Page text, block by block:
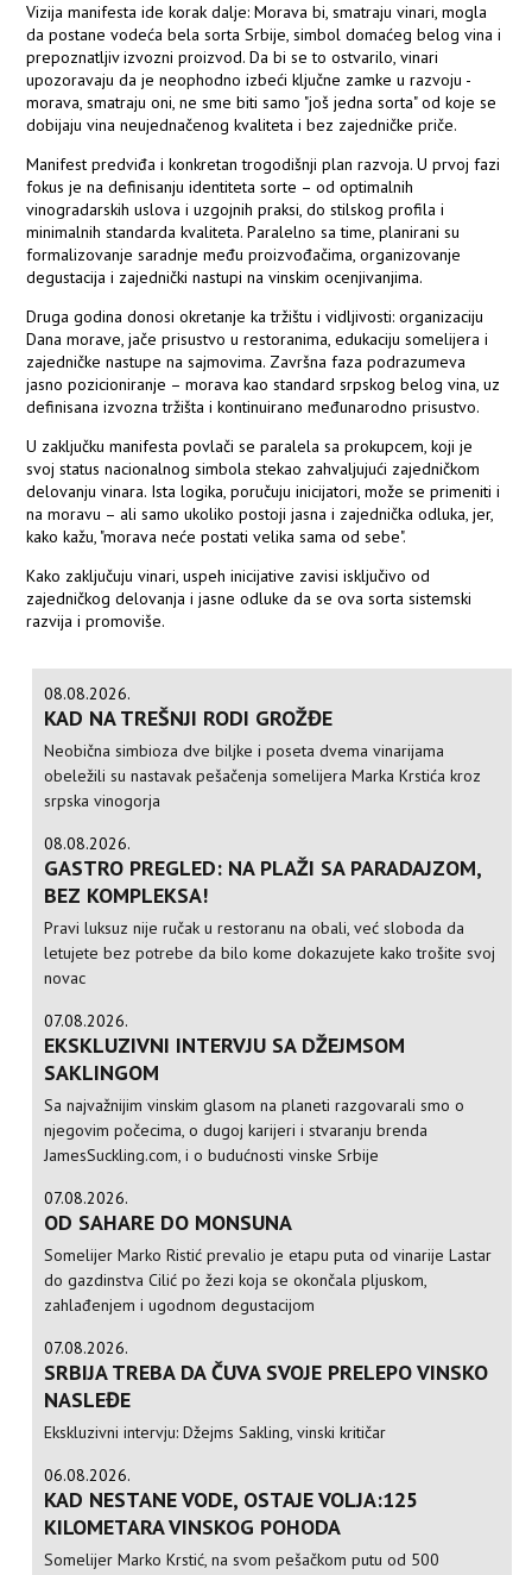
Vizija manifesta ide korak dalje: Morava bi, smatraju vinari, mogla
da postane vodeća bela sorta Srbije, simbol domaćeg belog vina i
prepoznatljiv izvozni proizvod. Da bi se to ostvarilo, vinari
upozoravaju da je neophodno izbeći ključne zamke u razvoju -
morava, smatraju oni, ne sme biti samo "još jedna sorta" od koje se
dobijaju vina neujednačenog kvaliteta i bez zajedničke priče.
Manifest predviđa i konkretan trogodišnji plan razvoja. U prvoj fazi
fokus je na definisanju identiteta sorte – od optimalnih
vinogradarskih uslova i uzgojnih praksi, do stilskog profila i
minimalnih standarda kvaliteta. Paralelno sa time, planirani su
formalizovanje saradnje među proizvođačima, organizovanje
degustacija i zajednički nastupi na vinskim ocenjivanjima.
Druga godina donosi okretanje ka tržištu i vidljivosti: organizaciju
Dana morave, jače prisustvo u restoranima, edukaciju somelijera i
zajedničke nastupe na sajmovima. Završna faza podrazumeva
jasno pozicioniranje – morava kao standard srpskog belog vina, uz
definisana izvozna tržišta i kontinuirano međunarodno prisustvo.
U zaključku manifesta povlači se paralela sa prokupcem, koji je
svoj status nacionalnog simbola stekao zahvaljujući zajedničkom
delovanju vinara. Ista logika, poručuju inicijatori, može se primeniti i
na moravu – ali samo ukoliko postoji jasna i zajednička odluka, jer,
kako kažu, "morava neće postati velika sama od sebe".
Kako zaključuju vinari, uspeh inicijative zavisi isključivo od
zajedničkog delovanja i jasne odluke da se ova sorta sistemski
razvija i promoviše.
08.08.2026.
KAD NA TREŠNJI RODI GROŽĐE
Neobična simbioza dve biljke i poseta dvema vinarijama
obeležili su nastavak pešačenja somelijera Marka Krstića kroz
srpska vinogorja
08.08.2026.
GASTRO PREGLED: NA PLAŽI SA PARADAJZOM,
BEZ KOMPLEKSA!
Pravi luksuz nije ručak u restoranu na obali, već sloboda da
letujete bez potrebe da bilo kome dokazujete kako trošite svoj
novac
07.08.2026.
EKSKLUZIVNI INTERVJU SA DŽEJMSOM
SAKLINGOM
Sa najvažnijim vinskim glasom na planeti razgovarali smo o
njegovim počecima, o dugoj karijeri i stvaranju brenda
JamesSuckling.com, i o budućnosti vinske Srbije
07.08.2026.
OD SAHARE DO MONSUNA
Somelijer Marko Ristić prevalio je etapu puta od vinarije Lastar
do gazdinstva Cilić po žezi koja se okončala pljuskom,
zahlađenjem i ugodnom degustacijom
07.08.2026.
SRBIJA TREBA DA ČUVA SVOJE PRELEPO VINSKO
NASLEĐE
Ekskluzivni intervju: Džejms Sakling, vinski kritičar
06.08.2026.
KAD NESTANE VODE, OSTAJE VOLJA:125
KILOMETARA VINSKOG POHODA
Somelijer Marko Krstić, na svom pešačkom putu od 500